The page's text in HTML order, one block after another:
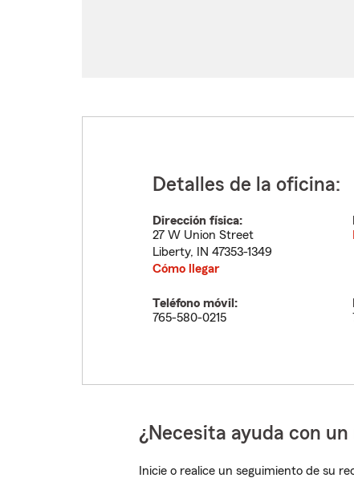
Detalles de la oficina:
Dirección física:
27 W Union Street
Liberty, IN 47353-1349
Cómo llegar
Teléfono móvil:
765-580-0215
¿Necesita ayuda con un
Inicie o realice un seguimiento de su